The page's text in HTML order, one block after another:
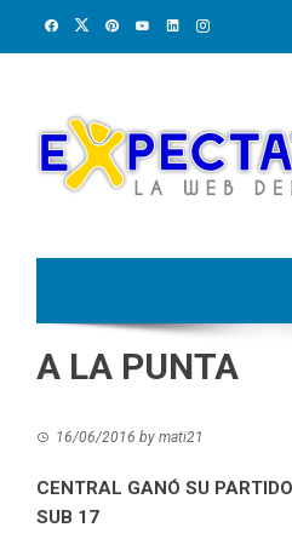
A LA PUNTA
16/06/2016 by mati21
CENTRAL GANÓ SU
SUB 17